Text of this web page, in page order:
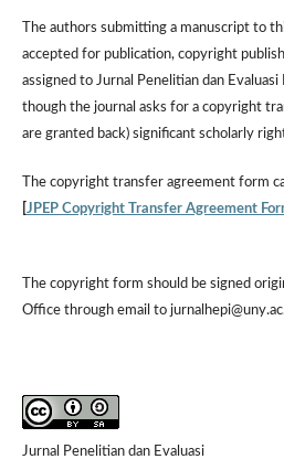
The authors submitting a manuscript to
accepted for publication, copyright
assigned to Jurnal Penelitian dan
though the journal asks for a copyright
are granted back) significant scholarly
Thecopyright transfer agreement form
JPEP Copyright Transfer Agreement
The copyright form should be signed
Office through email to
Jurnal Penelitian dan Evaluasi